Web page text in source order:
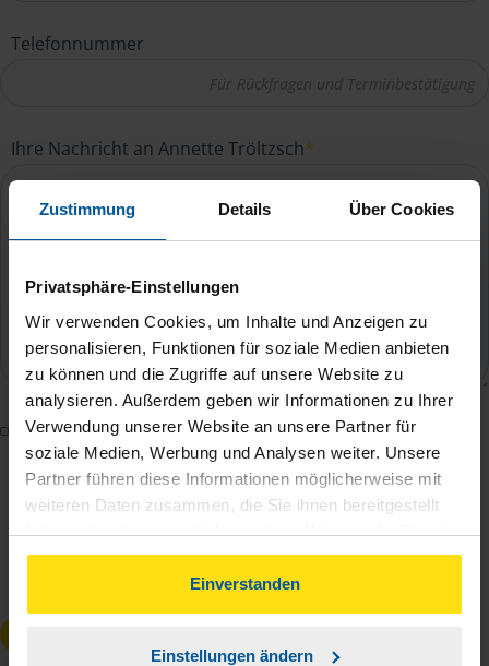
Zustimmung Details Über Cookies
Privatsphäre-Einstellungen
Wir verwenden Cookies, um Inhalte und Anzeigen zu
personalisieren, Funktionen für soziale Medien anbieten
zu können und die Zugriffe auf unsere Website zu
analysieren. Außerdem geben wir Informationen zu Ihrer
Verwendung unserer Website an unsere Partner für
soziale Medien, Werbung und Analysen weiter. Unsere
Partner führen diese Informationen möglicherweise mit
weiteren Daten zusammen, die Sie ihnen bereitgestellt
haben oder die sie im Rahmen Ihrer Nutzung der Dienste
gesammelt haben. Indem Sie auf Einverstanden klicken,
können Sie der Verwendung von Cookies, gemäß
unserer➔ Datenschutzrichtliniezustimmen.
Einverstanden
Einstellungen ändern
Telefonnummer
Ihre Nachricht an Annette Tröltzsch*
Mit dem Absenden des Kontaktformulars erkläre ich
mich damit einverstanden, dass meine Daten zur
Bearbeitung meines Anliegens sowie zur internen
Analyse der Zugriffsquelle verwendet werden.
DieDatenschutzbestimmungenhabe ich zur
Kenntnis genommen.*